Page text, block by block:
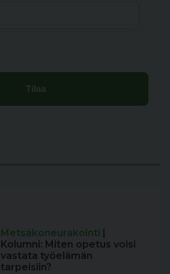
Metsäkoneurakointi |
Kolumni: Miten opetus voisi
vastata työelämän
tarpeisiin?